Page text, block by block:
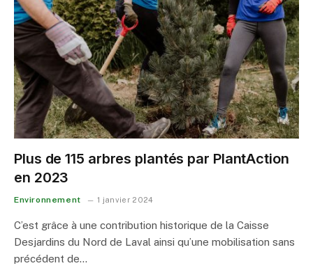
Plus de 115 arbres plantés par PlantAction
en 2023
Environnement 1 janvier 2024
C’est grâce à une contribution historique de la Caisse
Desjardins du Nord de Laval ainsi qu’une mobilisation sans
précédent de…